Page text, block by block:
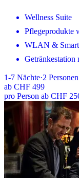
Wellness Suite
Pflegeprodukte
WLAN &
Getränkestation
1-7 Nächte·2 Personen
ab CHF 499
pro Person ab CHF